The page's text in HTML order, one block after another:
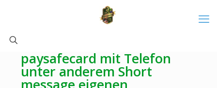
paysafecard mit Telefon
unter anderem Short
message eigenen